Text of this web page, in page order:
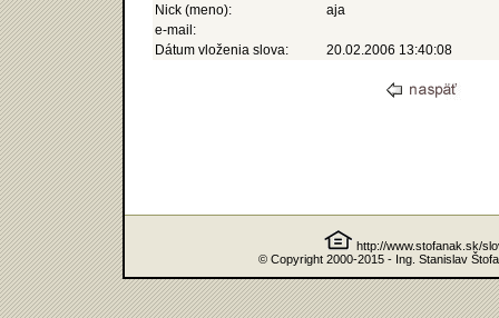
Nick (meno):
aja
e-mail:
Dátum vloženia slova:
20.02.2006 13:40:08
http://www.stofanak.sk/
© Copyright 2000-2015 - Ing. Stanislav